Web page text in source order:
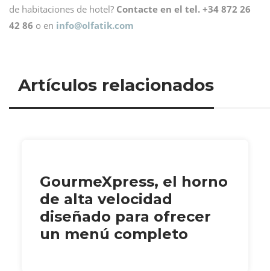
de habitaciones de hotel? Contacte en el tel. +34 872 26
42 86 o en info@olfatik.com
Artículos relacionados
GourmeXpress, el horno
de alta velocidad
diseñado para ofrecer
un menú completo